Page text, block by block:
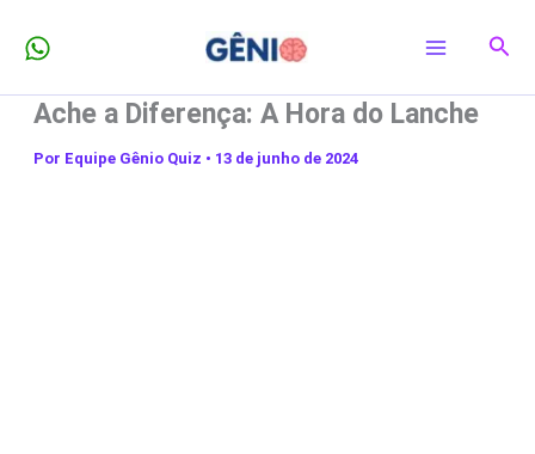
para
conteúdo
Ache a Diferença: A Hora do Lanche
Por Equipe Gênio Quiz • 13 de junho de 2024